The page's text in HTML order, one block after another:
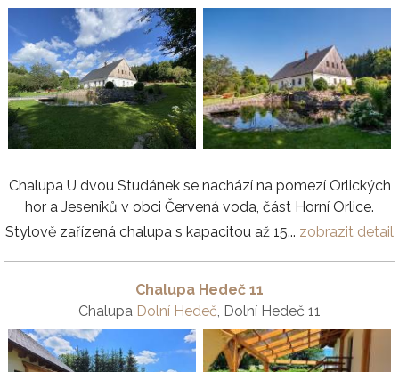
Chalupa U dvou Studánek se nachází na pomezí Orlických
hor a Jeseníků v obci Červená voda, část Horní Orlice.
Stylově zařízená chalupa s kapacitou až 15... zobrazit detail
Chalupa Hedeč 11
Chalupa Dolní Hedeč, Dolní Hedeč 11